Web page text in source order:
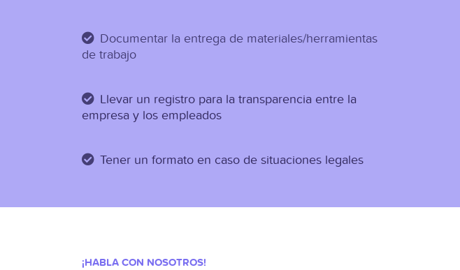
Documentar la entrega de materiales/herramientas
de trabajo
Llevar un registro para la transparencia entre la
empresa y los empleados
Tener un formato en caso de situaciones legales
¡HABLA CON NOSOTROS!